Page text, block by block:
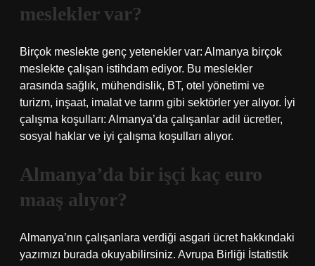
meslekler var?
Birçok meslekte genç yetenekler var: Almanya birçok
meslekte çalışan istihdam ediyor. Bu meslekler
arasında sağlık, mühendislik, BT, otel yönetimi ve
turizm, inşaat, imalat ve tarım gibi sektörler yer alıyor. İyi
çalışma koşulları: Almanya’da çalışanlar adil ücretler,
sosyal haklar ve iyi çalışma koşulları alıyor.
Almanya’da bir işçi kaç euro
maaş alıyor?
Almanya’nın çalışanlara verdiği asgari ücret hakkındaki
yazımızı burada okuyabilirsiniz. Avrupa Birliği İstatistik